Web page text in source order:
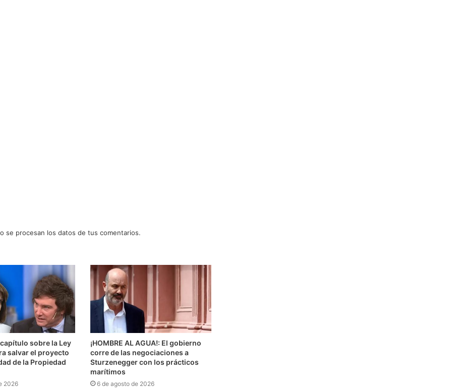
se procesan los datos de tus comentarios.
sobre la Ley
salvar el proyecto
de la Propiedad
2026
¡HOMBRE AL AGUA!: El gobierno
corre de las negociaciones a
Sturzenegger con los prácticos
marítimos
6 de agosto de 2026